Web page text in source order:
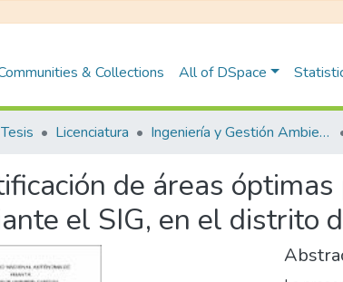
& Collections All of DSpace
Tesis Licenciatura Ingeniería y Gestión Ambiental
de áreas
el SIG, en el distrito